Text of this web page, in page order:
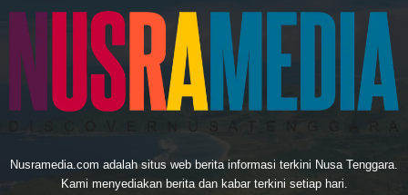
Nusramedia.com adalah situs web berita informasi terkini Nusa Tenggara.
Kami menyediakan berita dan kabar terkini setiap hari.